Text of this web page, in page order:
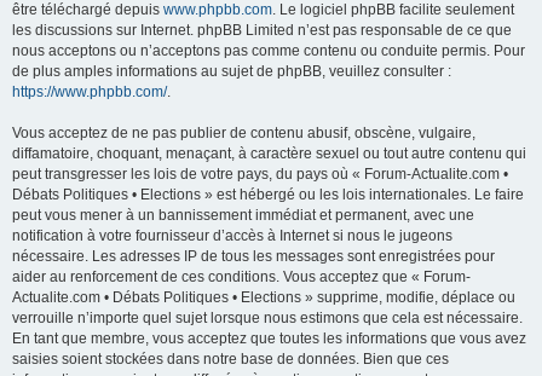
être téléchargé depuis www.phpbb.com. Le logiciel phpBB facilite seulement
les discussions sur Internet. phpBB Limited n’est pas responsable de ce que
nous acceptons ou n’acceptons pas comme contenu ou conduite permis. Pour
de plus amples informations au sujet de phpBB, veuillez consulter :
https://www.phpbb.com/.
Vous acceptez de ne pas publier de contenu abusif, obscène, vulgaire,
diffamatoire, choquant, menaçant, à caractère sexuel ou tout autre contenu qui
peut transgresser les lois de votre pays, du pays où « Forum-Actualite.com •
Débats Politiques • Elections » est hébergé ou les lois internationales. Le faire
peut vous mener à un bannissement immédiat et permanent, avec une
notification à votre fournisseur d’accès à Internet si nous le jugeons
nécessaire. Les adresses IP de tous les messages sont enregistrées pour
aider au renforcement de ces conditions. Vous acceptez que « Forum-
Actualite.com • Débats Politiques • Elections » supprime, modifie, déplace ou
verrouille n’importe quel sujet lorsque nous estimons que cela est nécessaire.
En tant que membre, vous acceptez que toutes les informations que vous avez
saisies soient stockées dans notre base de données. Bien que ces